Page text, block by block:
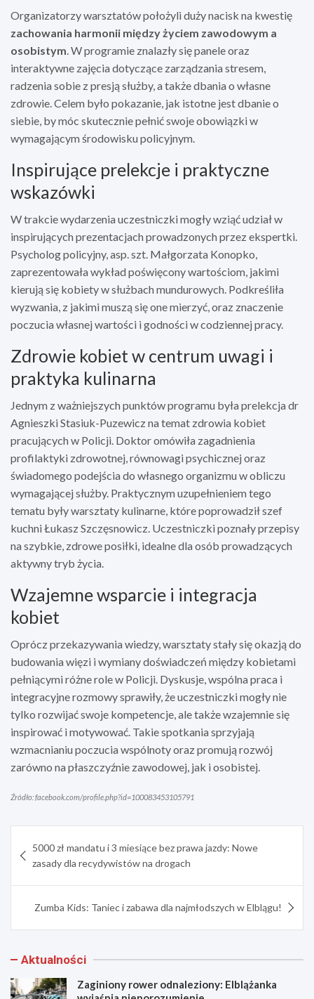
Organizatorzy warsztatów położyli duży nacisk na kwestię
zachowania harmonii między życiem zawodowym a
osobistym. W programie znalazły się panele oraz
interaktywne zajęcia dotyczące zarządzania stresem,
radzenia sobie z presją służby, a także dbania o własne
zdrowie. Celem było pokazanie, jak istotne jest dbanie o
siebie, by móc skutecznie pełnić swoje obowiązki w
wymagającym środowisku policyjnym.
Inspirujące prelekcje i praktyczne
wskazówki
W trakcie wydarzenia uczestniczki mogły wziąć udział w
inspirujących prezentacjach prowadzonych przez ekspertki.
Psycholog policyjny, asp. szt. Małgorzata Konopko,
zaprezentowała wykład poświęcony wartościom, jakimi
kierują się kobiety w służbach mundurowych. Podkreśliła
wyzwania, z jakimi muszą się one mierzyć, oraz znaczenie
poczucia własnej wartości i godności w codziennej pracy.
Zdrowie kobiet w centrum uwagi i
praktyka kulinarna
Jednym z ważniejszych punktów programu była prelekcja dr
Agnieszki Stasiuk-Puzewicz na temat zdrowia kobiet
pracujących w Policji. Doktor omówiła zagadnienia
profilaktyki zdrowotnej, równowagi psychicznej oraz
świadomego podejścia do własnego organizmu w obliczu
wymagającej służby. Praktycznym uzupełnieniem tego
tematu były warsztaty kulinarne, które poprowadził szef
kuchni Łukasz Szczęsnowicz. Uczestniczki poznały przepisy
na szybkie, zdrowe posiłki, idealne dla osób prowadzących
aktywny tryb życia.
Wzajemne wsparcie i integracja
kobiet
Oprócz przekazywania wiedzy, warsztaty stały się okazją do
budowania więzi i wymiany doświadczeń między kobietami
pełniącymi różne role w Policji. Dyskusje, wspólna praca i
integracyjne rozmowy sprawiły, że uczestniczki mogły nie
tylko rozwijać swoje kompetencje, ale także wzajemnie się
inspirować i motywować. Takie spotkania sprzyjają
wzmacnianiu poczucia wspólnoty oraz promują rozwój
zarówno na płaszczyźnie zawodowej, jak i osobistej.
Źródło: facebook.com/profile.php?id=100083453105791
wpisu
5000 zł mandatu i 3 miesiące bez prawa jazdy: Nowe
zasady dla recydywistów na drogach
Zumba Kids: Taniec i zabawa dla najmłodszych w Elblągu!
Aktualności
Zaginiony rower odnaleziony: Elblążanka